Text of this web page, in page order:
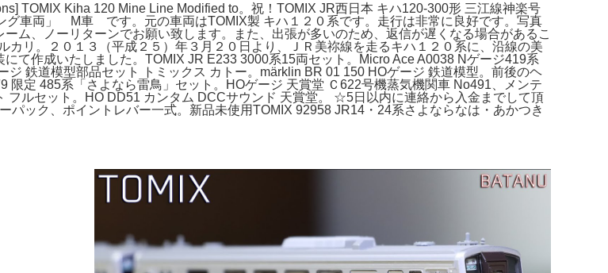
TOMIX Kiha 120 Mine Line Modified to。祝！TOMIX JR西日本 キハ120-300形 三江線神楽号
車両」 M車 です。元の車両はTOMIX製 キハ１２０系です。走行は非常に良好です。写真
ム、ノーリターンでお願い致します。また、出張が多いのため、返信が遅くなる場合があるこ
リ。２０１３（平成２５）年３月２０日より、ＪＲ美祢線を走るキハ１２０系に、沿線の美
て作成いたしました。TOMIX JR E233 3000系15両セット。Micro Ace A0038 Nゲージ419系
鉄道模型部品セット トミックス カトー。märklin BR 01 150 HOゲージ 鉄道模型。前後のヘ
定 485系「さよなら雷鳥」セット。HOゲージ 天賞堂 Ｃ622号機蒸気機関車 No491、メンテ
ルセット。HO DD51 カンタム DCCサウンド 天賞堂。 ☆5日以内に連絡から入金までして頂
ック、ポイントレバー一式。新品未使用TOMIX 92958 JR14・24系さよならなは・あかつき